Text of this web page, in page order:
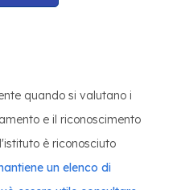
quando si valutano i
e il riconoscimento
è riconosciuto
un elenco di